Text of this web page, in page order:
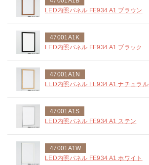
LED内照パネル FE934 A1 ブラウン
47001A1K
LED内照パネル FE934 A1 ブラック
47001A1N
LED内照パネル FE934 A1 ナチュラル
47001A1S
LED内照パネル FE934 A1 ステン
47001A1W
LED内照パネル FE934 A1 ホワイト